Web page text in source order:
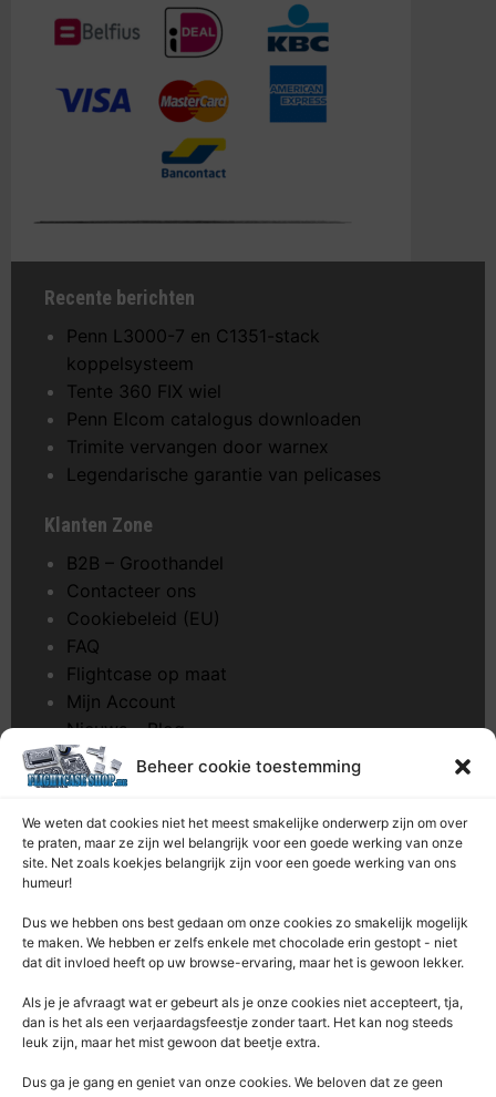
Beheer cookie toestemming
We weten dat cookies niet het meest smakelijke onderwerp zijn om over
te praten, maar ze zijn wel belangrijk voor een goede werking van onze
site. Net zoals koekjes belangrijk zijn voor een goede werking van ons
humeur!
Dus we hebben ons best gedaan om onze cookies zo smakelijk mogelijk
te maken. We hebben er zelfs enkele met chocolade erin gestopt - niet
dat dit invloed heeft op uw browse-ervaring, maar het is gewoon lekker.
Als je je afvraagt ​​wat er gebeurt als je onze cookies niet accepteert, tja,
dan is het als een verjaardagsfeestje zonder taart. Het kan nog steeds
leuk zijn, maar het mist gewoon dat beetje extra.
Dus ga je gang en geniet van onze cookies. We beloven dat ze geen
Recente berichten
Penn L3000-7 en C1351-stack
koppelsysteem
Tente 360 FIX wiel
Penn Elcom catalogus downloaden
Trimite vervangen door warnex
Legendarische garantie van pelicases
Klanten Zone
B2B – Groothandel
Contacteer ons
Cookiebeleid (EU)
FAQ
Flightcase op maat
Mijn Account
Nieuws – Blog
Onderhoud pagina
Over ons
Privacybeleid
Retourrecht
Winkelwagen
Contacteer Ons
Rentek BV – Protekt
Nieuwpoortlaan 21 / 1
3600 Genk